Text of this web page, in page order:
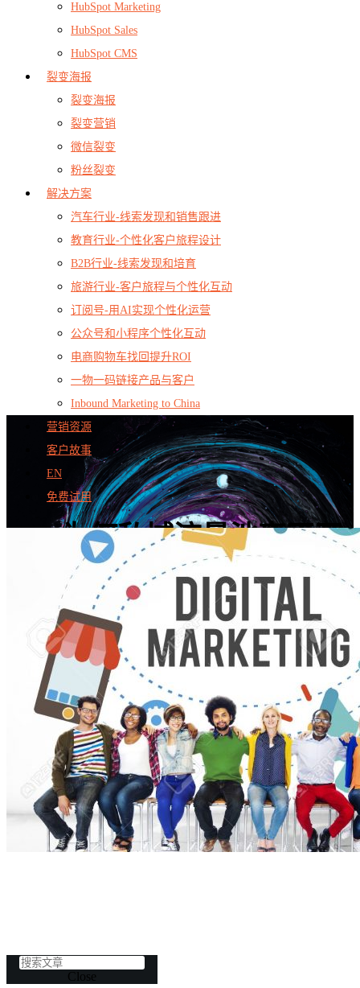
HubSpot Marketing
HubSpot Sales
HubSpot CMS
裂变海报
裂变海报
裂变营销
微信裂变
粉丝裂变
解决方案
汽车行业-线索发现和销售跟进
教育行业-个性化客户旅程设计
B2B行业-线索发现和培育
旅游行业-客户旅程与个性化互动
订阅号-用AI实现个性化运营
公众号和小程序个性化互动
电商购物车找回提升ROI
一物一码链接产品与客户
Inbound Marketing to China
营销资源
客户故事
EN
免费试用
为何私域流量池离不开
营销自动化
2020年6月23日 No Comments
Close